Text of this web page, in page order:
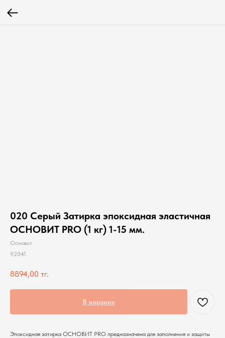
020 Серый Затирка эпоксидная эластичная
ОСНОВИТ PRO (1 кг) 1-15 мм.
Основит
92041
8894,00 тг.
В корзину
Эпоксидная затирка ОСНОВИТ PRO предназначена для заполнения и защиты